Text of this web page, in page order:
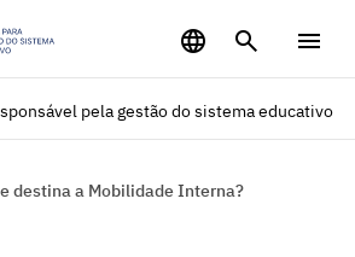
pela gestão do sistema educativo
destina a Mobilidade Interna?